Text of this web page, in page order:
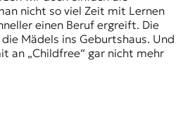
nicht so viel Zeit mit Lernen
einen Beruf ergreift. Die
Mädels ins Geburtshaus. Und
an „Childfree“ gar nicht mehr